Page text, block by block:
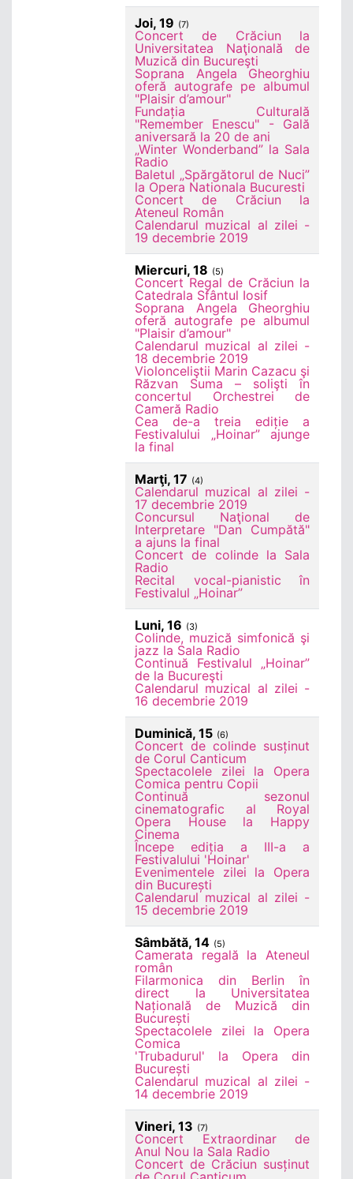
Joi, 19 (7)
Concert de Crăciun la
Universitatea Naţională de
Muzică din Bucureşti
Soprana Angela Gheorghiu
oferă autografe pe albumul
"Plaisir d’amour"
Fundația Culturală
"Remember Enescu" - Gală
aniversară la 20 de ani
„Winter Wonderband” la Sala
Radio
Baletul „Spărgătorul de Nuci”
la Opera Nationala Bucuresti
Concert de Crăciun la
Ateneul Român
Calendarul muzical al zilei -
19 decembrie 2019
Miercuri, 18 (5)
Concert Regal de Crăciun la
Catedrala Sfântul Iosif
Soprana Angela Gheorghiu
oferă autografe pe albumul
"Plaisir d’amour"
Calendarul muzical al zilei -
18 decembrie 2019
Violonceliştii Marin Cazacu şi
Răzvan Suma – solişti în
concertul Orchestrei de
Cameră Radio
Cea de-a treia ediție a
Festivalului „Hoinar” ajunge
la final
Marţi, 17 (4)
Calendarul muzical al zilei -
17 decembrie 2019
Concursul Naţional de
Interpretare "Dan Cumpătă"
a ajuns la final
Concert de colinde la Sala
Radio
Recital vocal-pianistic în
Festivalul „Hoinar”
Luni, 16 (3)
Colinde, muzică simfonică şi
jazz la Sala Radio
Continuă Festivalul „Hoinar”
de la Bucureşti
Calendarul muzical al zilei -
16 decembrie 2019
Duminică, 15 (6)
Concert de colinde susținut
de Corul Canticum
Spectacolele zilei la Opera
Comica pentru Copii
Continuă sezonul
cinematografic al Royal
Opera House la Happy
Cinema
Începe ediția a III-a a
Festivalului 'Hoinar'
Evenimentele zilei la Opera
din București
Calendarul muzical al zilei -
15 decembrie 2019
Sâmbătă, 14 (5)
Camerata regală la Ateneul
român
Filarmonica din Berlin în
direct la Universitatea
Națională de Muzică din
București
Spectacolele zilei la Opera
Comica
'Trubadurul' la Opera din
București
Calendarul muzical al zilei -
14 decembrie 2019
Vineri, 13 (7)
Concert Extraordinar de
Anul Nou la Sala Radio
Concert de Crăciun susținut